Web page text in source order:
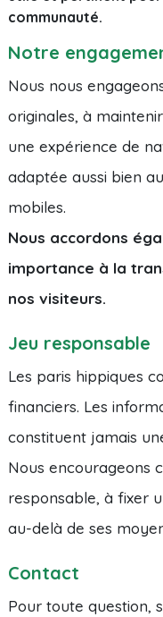
communauté.
Notre
Nous nous
originales, à
une expérience de
adaptée aussi bien
mobiles.
Nous accordons
importance à la
nos visiteurs.
Jeu responsable
Les paris hippiques
financiers. Les
constituent jamais
Nous encourageons
responsable, à fixer
au-delà de ses
Contact
Pour toute question,